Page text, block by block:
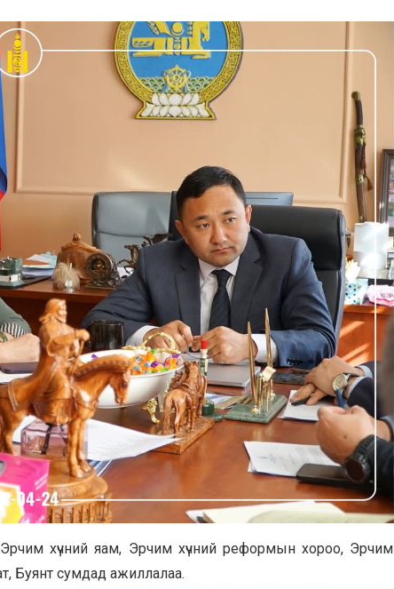
хүчний яам, Эрчим хүчний реформын хороо, Эрчим
Буянт сумдад ажиллалаа.